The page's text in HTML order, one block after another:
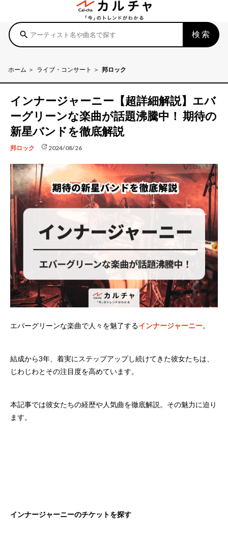
search 検索
ホーム ライブ・コンサート 邦ロック
インナージャーニー【超詳細解説】エバ
ーグリーンな楽曲が話題沸騰中！ 期待の
新星バンドを徹底解説
邦ロック update 2024/08/26
エバーグリーンな楽曲で人々を魅了するインナージャーニー。
結成から3年、着実にステップアップし続けてきた彼女たちは、
じわじわとその注目度を高めています。
本記事では彼女たちの経歴や人気曲を徹底解説。その魅力に迫り
ます。
インナージャーニーのチケットを探す